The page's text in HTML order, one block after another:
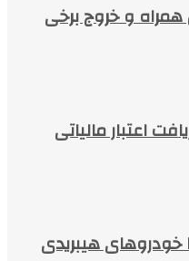
و خروج برخی
اعتبار مالیاتی
هیبریدی